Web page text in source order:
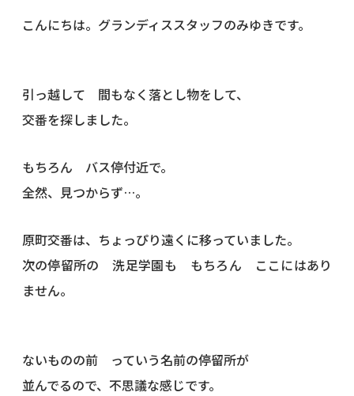
こんにちは。グランディススタッフのみゆきです。
引っ越して 間もなく落とし物をして、
交番を探しました。
もちろん バス停付近で。
全然、見つからず…。
原町交番は、ちょっぴり遠くに移っていました。
次の停留所の 洗足学園も もちろん ここにはあり
ません。
ないものの前 っていう名前の停留所が
並んでるので、不思議な感じです。